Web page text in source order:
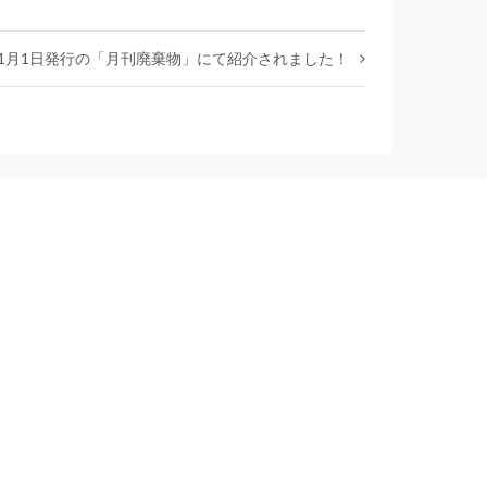
月1日発行の「月刊廃棄物」にて紹介されました！